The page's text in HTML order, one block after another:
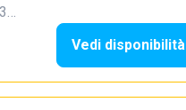
Vedi disponibilità